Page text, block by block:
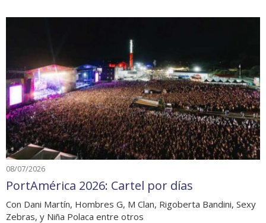
08/07/2026
PortAmérica 2026: Cartel por días
Con Dani Martín, Hombres G, M Clan, Rigoberta Bandini, Sexy
Zebras, y Niña Polaca entre otros